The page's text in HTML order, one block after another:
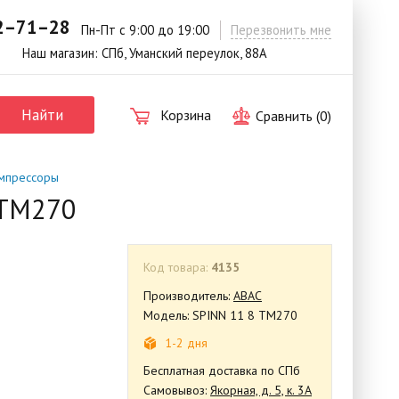
Пн-Пт с 9:00 до 19:00
Перезвонить мне
Наш магазин: СПб, Уманский переулок, 88А
Найти Корзина Сравнить (0)
Код товара: 4135
Производитель: ABAC
Модель: SPINN 11 8 TM270
1-2 дня
Бесплатная доставка по СПб
Самовывоз: Якорная, д. 5, к. 3А